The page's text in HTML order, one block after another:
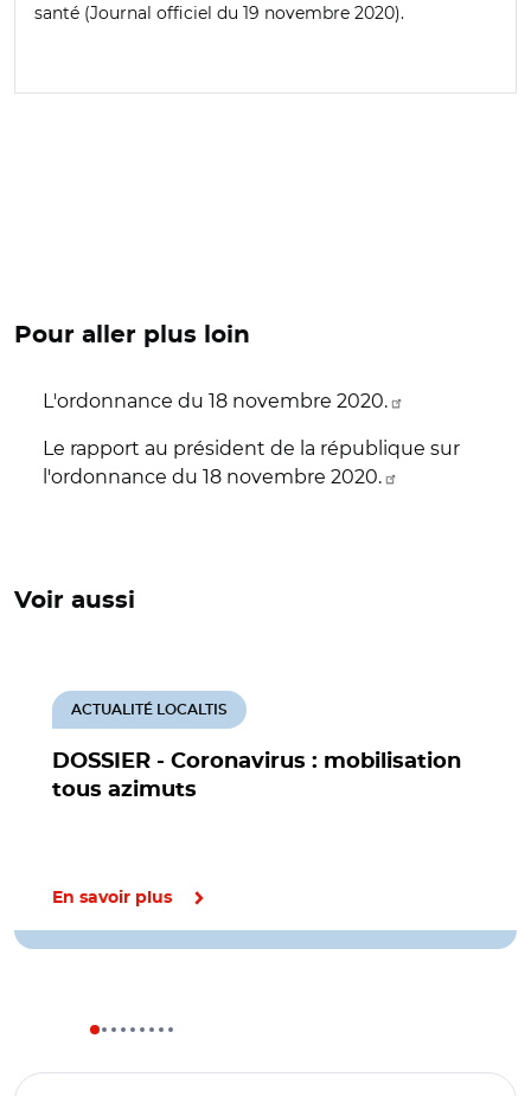
santé (Journal officiel du 19 novembre 2020).
Pour aller plus loin
L'ordonnance du 18 novembre 2020.
Le rapport au président de la république sur
l'ordonnance du 18 novembre 2020.
Voir aussi
DOSSIER - Coronavirus : mobilisation
tous azimuts
ACTUALITÉ LOCALTIS
En savoir plus